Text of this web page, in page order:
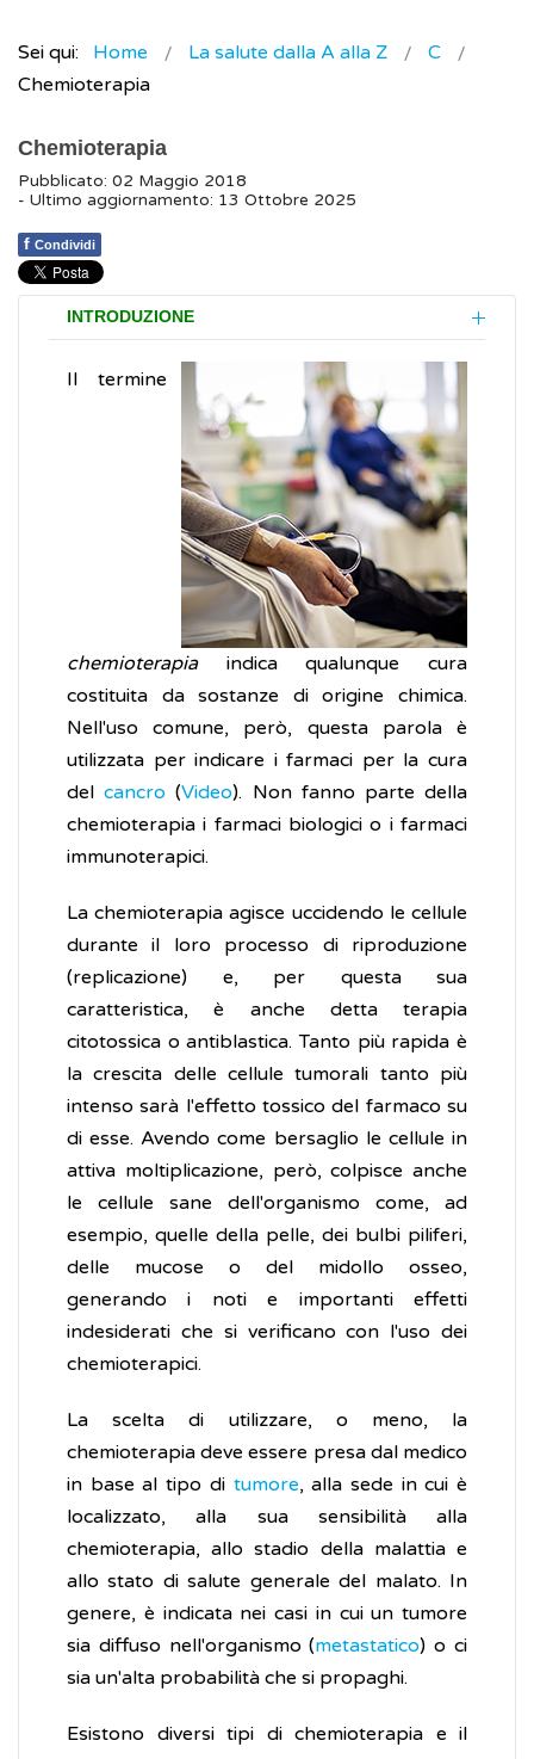
Sei qui: Home La salute dalla A alla Z
C
Chemioterapia
Chemioterapia
Pubblicato: 02 Maggio 2018
- Ultimo aggiornamento: 13 Ottobre 2025
f Condividi
INTRODUZIONE
Il termine
chemioterapiaindica qualunque cura
costituita da sostanze di origine chimica.
Nell'uso comune, però, questa parola è
utilizzata per indicare i farmaci per la cura
delcancro (Video). Non fanno parte della
chemioterapia i farmaci biologici o i farmaci
immunoterapici.
La chemioterapia agisce uccidendo le cellule
durante il loro processo di riproduzione
(replicazione) e, per questa sua
caratteristica, è anche detta terapia
citotossica o antiblastica. Tanto più rapida è
la crescita delle cellule tumorali tanto più
intenso sarà l'effetto tossico del farmaco su
di esse. Avendo come bersaglio le cellule in
attiva moltiplicazione, però, colpisce anche
le cellule sane dell'organismo come, ad
esempio, quelle della pelle, dei bulbi piliferi,
delle mucose o del midollo osseo,
generando i noti e importanti effetti
indesiderati che si verificano con l'uso dei
chemioterapici.
La scelta di utilizzare, o meno, la
chemioterapia deve essere presa dal medico
in base al tipo di tumore, alla sede in cui è
localizzato, alla sua sensibilità alla
chemioterapia, allo stadio della malattia e
allo stato di salute generale del malato. In
genere, è indicata nei casi in cui un tumore
sia diffuso nell'organismo (metastatico) o ci
sia un'alta probabilità che si propaghi.
Esistono diversi tipi di chemioterapia e il